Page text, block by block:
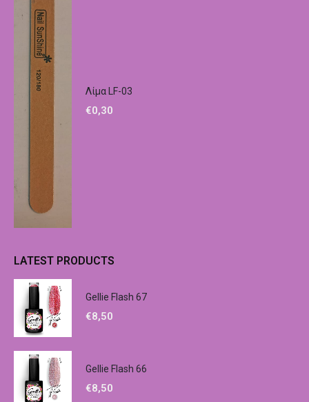
Λίμα LF-03
€0,30
LATEST PRODUCTS
Gellie Flash 67
€8,50
Gellie Flash 66
€8,50